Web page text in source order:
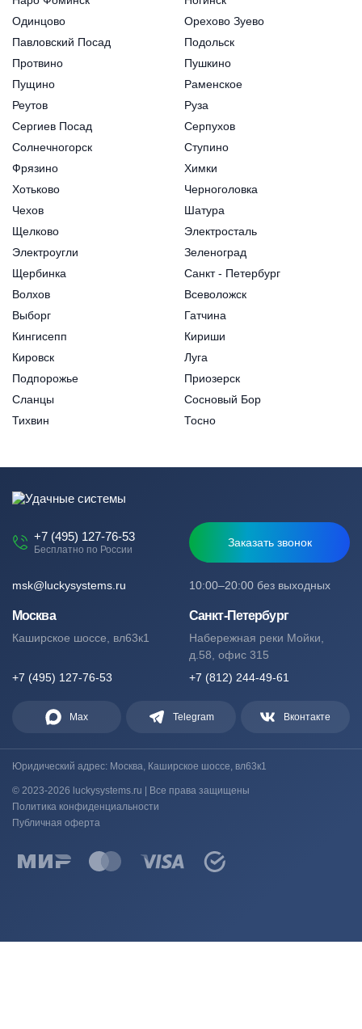
Одинцово
Орехово Зуево
Павловский Посад
Подольск
Протвино
Пушкино
Пущино
Раменское
Реутов
Руза
Сергиев Посад
Серпухов
Солнечногорск
Ступино
Фрязино
Химки
Хотьково
Черноголовка
Чехов
Шатура
Щелково
Электросталь
Электроугли
Зеленоград
Щербинка
Санкт - Петербург
Волхов
Всеволожск
Выборг
Гатчина
Кингисепп
Кириши
Кировск
Луга
Подпорожье
Приозерск
Сланцы
Сосновый Бор
Тихвин
Тосно
+7 (495) 127-76-53
Бесплатно по России
Заказать звонок
10:00–20:00 без выходных
msk@luckysystems.ru
Москва
Каширское шоссе, вл63к1
+7 (495) 127-76-53
Санкт-Петербург
Набережная реки Мойки,
д.58, офис 315
+7 (812) 244-49-61
Max Telegram Вконтакте
Юридический адрес: Москва, Каширское шоссе, вл63к1
© 2023-2026 luckysystems.ru | Все права защищены
Политика конфиденциальности
Публичная оферта